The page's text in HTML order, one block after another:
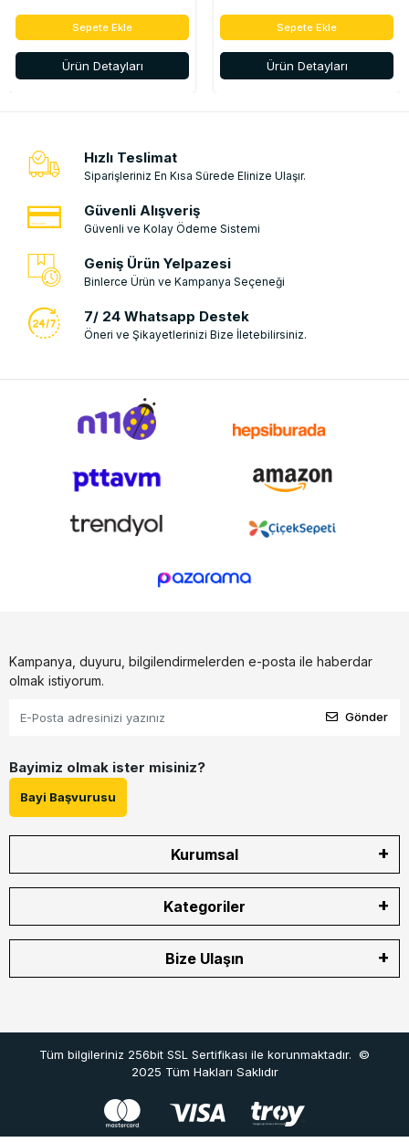
Sepete Ekle
Ürün Detayları
Sepete Ekle
Ürün Detayları
Hızlı Teslimat
Siparişleriniz En Kısa Sürede Elinize Ulaşır.
Güvenli Alışveriş
Güvenli ve Kolay Ödeme Sistemi
Geniş Ürün Yelpazesi
Binlerce Ürün ve Kampanya Seçeneği
7/ 24 Whatsapp Destek
Öneri ve Şikayetlerinizi Bize İletebilirsiniz.
Kampanya, duyuru, bilgilendirmelerden e-posta ile haberdar
olmak istiyorum.
Gönder
Bayimiz olmak ister misiniz?
Bayi Başvurusu
Kurumsal
Kategoriler
Bize Ulaşın
Tüm bilgileriniz 256bit SSL Sertifikası ile korunmaktadır. ©
2025 Tüm Hakları Saklıdır